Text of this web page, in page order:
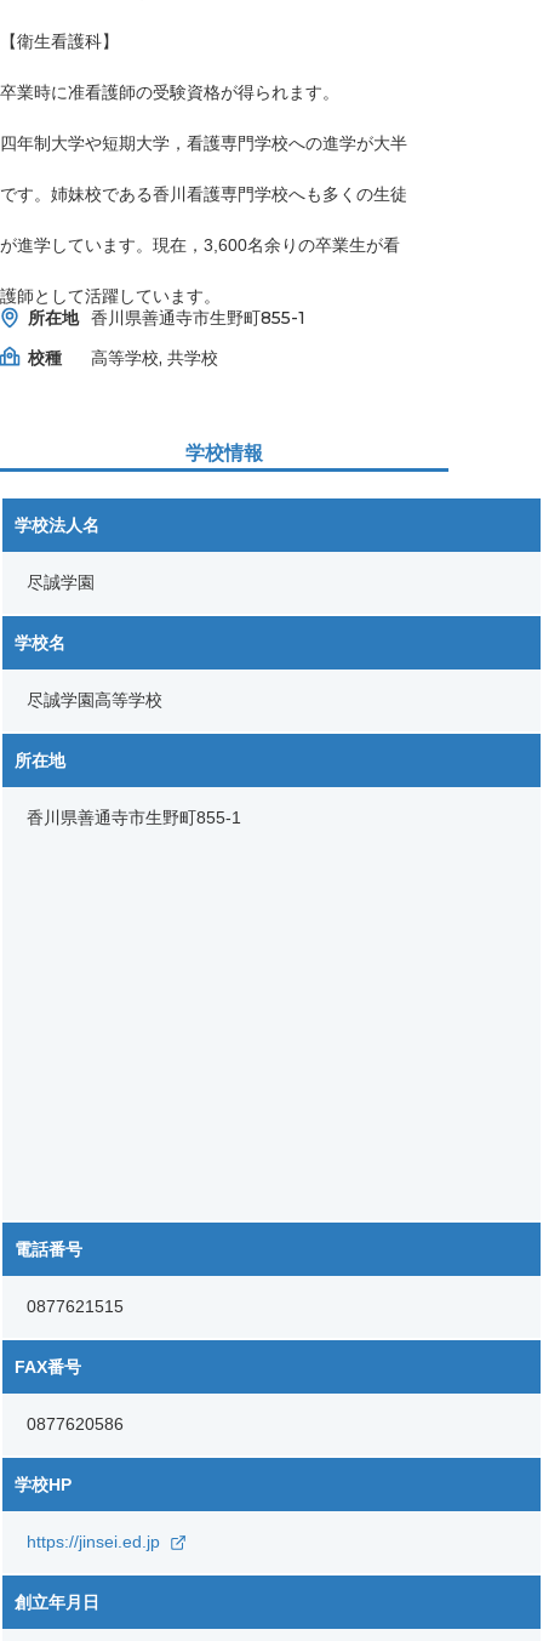
【衛生看護科】
卒業時に准看護師の受験資格が得られます。
四年制大学や短期大学，看護専門学校への進学が大半
です。姉妹校である香川看護専門学校へも多くの生徒
が進学しています。現在，3,600名余りの卒業生が看
護師として活躍しています。
所在地 香川県善通寺市生野町855-1
校種
高等学校, 共学校
学校情報
学校法人名
尽誠学園
学校名
尽誠学園高等学校
所在地
香川県善通寺市生野町855-1
電話番号
0877621515
FAX番号
0877620586
学校HP
https://jinsei.ed.jp
創立年月日